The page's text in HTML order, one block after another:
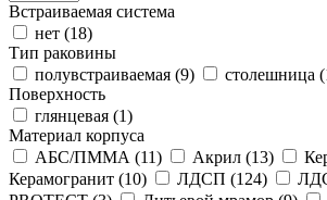
Встраиваемая система
нет (18)
Тип раковины
полувстраиваемая (9) столешница (
Поверхность
глянцевая (1)
Материал корпуса
АБС/ПММА (11) Акрил (13)
Керамогранит (10) ЛДСП (124)